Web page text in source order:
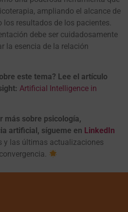
ampliando el alcance de
resultados de los pacientes.
debe ser cuidadosamente
la esencia de la relación
este tema? Lee el artículo
Artificial Intelligence in
más sobre psicología,
artificial, sígueme en LinkedIn
y las últimas actualizaciones